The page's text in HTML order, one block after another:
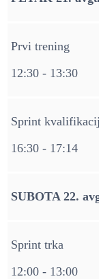
Prvi trening
12:30 - 13:30
Sprint
16:30 - 17:14
SUBOTA 22.
Sprint trka
12:00 - 13:00